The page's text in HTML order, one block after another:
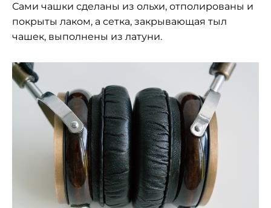
Сами чашки сделаны из ольхи, отполированы и
покрыты лаком, а сетка, закрывающая тыл
чашек, выполнены из латуни.